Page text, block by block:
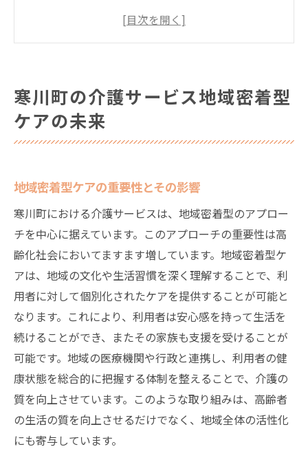
利用者の声を活かしたケアの進化
未来を見据えた寒川町の介護戦略
高齢化社会における寒川町の介護の役割と可能
性
多様化するニーズに応える革新的な介護
寒川町が誇る高齢者対策とその効果
持続可能な介護サービスの実現に向けて
地域資源を活かした高齢者ケアの可能性
心温まる寒川町の介護ケア地域との共生を目指
して
地域共生型介護の実現に向けた取り組み
寒川町の介護が創る絆と信頼の風景
地域社会との共生がもたらすメリット
心温まるケアに必要な地域の支援体制
共生型ケアの未来を支える寒川町の役割
寒川町の介護サービス地域密着型
ケアの未来
地域密着型ケアの重要性とその影響
寒川町における介護サービスは、地域密着型のアプロー
チを中心に据えています。このアプローチの重要性は高
齢化社会においてますます増しています。地域密着型ケ
アは、地域の文化や生活習慣を深く理解することで、利
用者に対して個別化されたケアを提供することが可能と
なります。これにより、利用者は安心感を持って生活を
続けることができ、またその家族も支援を受けることが
可能です。地域の医療機関や行政と連携し、利用者の健
康状態を総合的に把握する体制を整えることで、介護の
質を向上させています。このような取り組みは、高齢者
の生活の質を向上させるだけでなく、地域全体の活性化
にも寄与しています。